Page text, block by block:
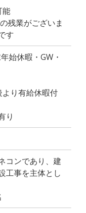
能
残業がございま
す
始休暇・GW・
り有給休暇付
り
コンであり、建
工事を主体とし